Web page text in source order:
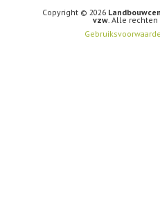
Copyright © 2026
vzw. Alle rechten